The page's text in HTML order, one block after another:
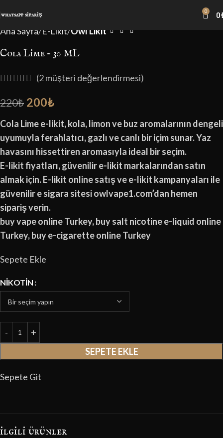
whatsapp sipariş 0 0
-9%
Ana Sayfa E-Likit Owl Likit
Cola Lime – 30 ML
(2müşteri değerlendirmesi)
220₺ 200₺
Cola Lime e-likit, kola, limon ve buz aromalarının dengeli
uyumuyla ferahlatıcı, gazlı ve canlı bir içim sunar. Yaz
havasını hissettiren aromasıyla ideal bir seçim.
E-likit fiyatları, güvenilir e-likit markalarından satın
almak için. E-likit online satış ve e-likit kampanyaları ile
güvenilir e sigara sitesi owlvape1.com’dan hemen
sipariş verin.
buy vape online Turkey, buy salt nicotine e-liquid online
Turkey, buy e-cigarette online Turkey
Sepete Ekle
NIKOTIN
SEPETE EKLE
Sepete Git
i̇lgili ürünler